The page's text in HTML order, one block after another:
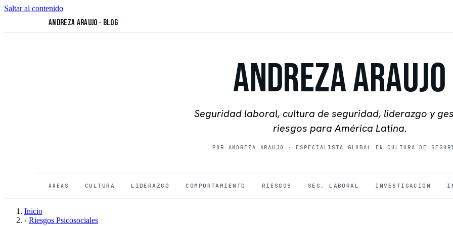
Saltar al contenido
Andreza Araujo · Blog
Andreza Araujo
Seguridad laboral, cultura de seguridad, liderazgo y
riesgos para América Latina.
POR ANDREZA ARAUJO · ESPECIALISTA GLOBAL EN CULTURA DE
ÁREAS CULTURA LIDERAZGO COMPORTAMIENTO RIESGOS SEG. LABORAL INVESTIGACIÓN
Inicio
› Riesgos Psicosociales